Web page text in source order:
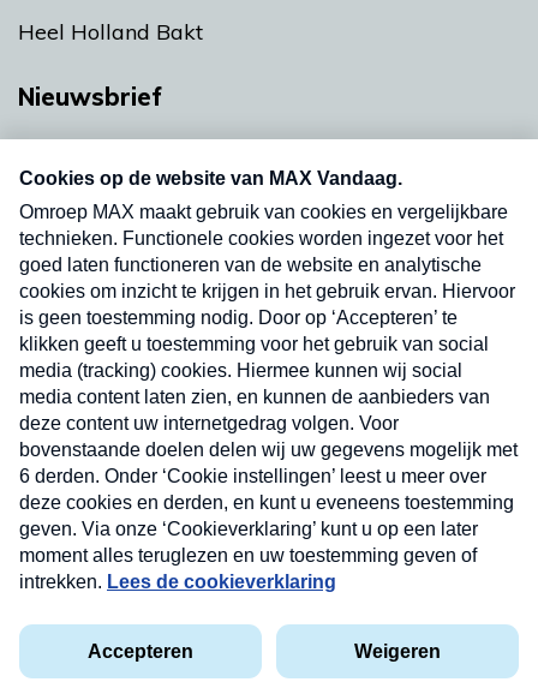
Heel Holland Bakt
Nieuwsbrief
nieuwsbrief. Elke vrijdag- en dinsdagochtend in
uw mailbox.
Verzend
Privacyverklaring
Cookieverklaring
Kwetsbaarheid melden
Nieuwsbrief
Neem hier een gratis abonnement op onze
nieuwsbrief. Elke vrijdag- en dinsdagochtend in uw